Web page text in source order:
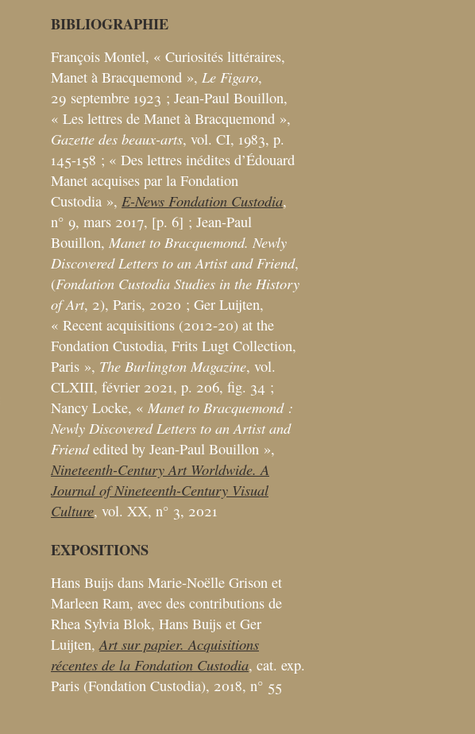
BIBLIOGRAPHIE
François Montel, « Curiosités littéraires,
Manet à Bracquemond », Le Figaro,
29 septembre 1923 ; Jean-Paul Bouillon,
« Les lettres de Manet à Bracquemond »,
Gazette des beaux-arts, vol. CI, 1983, p.
145-158 ; « Des lettres inédites d’Édouard
Manet acquises par la Fondation
Custodia », E-News Fondation Custodia,
n° 9, mars 2017, [p. 6] ; Jean-Paul
Bouillon, Manet to Bracquemond. Newly
Discovered Letters to an Artist and Friend,
(Fondation Custodia Studies in the History
of Art, 2), Paris, 2020 ; Ger Luijten,
« Recent acquisitions (2012-20) at the
Fondation Custodia, Frits Lugt Collection,
Paris », The Burlington Magazine, vol.
CLXIII, février 2021, p. 206, fig. 34 ;
Nancy Locke, « Manet to Bracquemond :
Newly Discovered Letters to an Artist and
Friendedited by Jean-Paul Bouillon »,
Nineteenth-Century Art Worldwide. A
Journal of Nineteenth-Century Visual
Culture, vol. XX, n° 3, 2021
EXPOSITIONS
Hans Buijs dans Marie-Noëlle Grison et
Marleen Ram, avec des contributions de
Rhea Sylvia Blok, Hans Buijs et Ger
Luijten, Art sur papier. Acquisitions
récentes de la Fondation Custodia, cat. exp.
Paris (Fondation Custodia), 2018, n° 55